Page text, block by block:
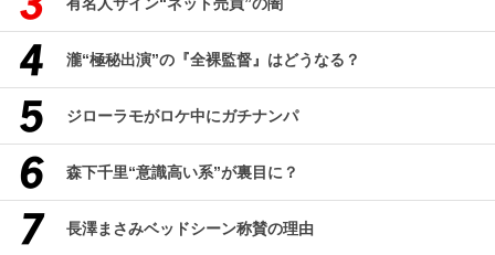
瀧“極秘出演”の『全裸監督』はどうなる？
ジローラモがロケ中にガチナンパ
森下千里“意識高い系”が裏目に？
長澤まさみベッドシーン称賛の理由